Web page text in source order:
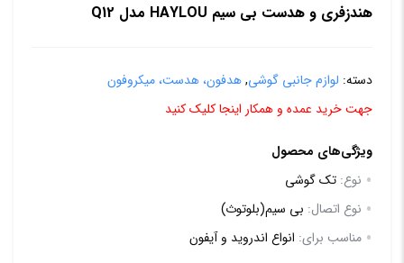
هندزفری و هدست بی سیم HAYLOU مدل Q12
دسته: لوازم جانبی گوشی,هدفون، هدست، میکروفون
جهت خرید عمده و همکار اینجا کلیک کنید
ویژگی‌های محصول
نوع: تک گوشی
نوع اتصال: بی سیم(بلوتوث)
مناسب برای: انواع اندروید و آیفون